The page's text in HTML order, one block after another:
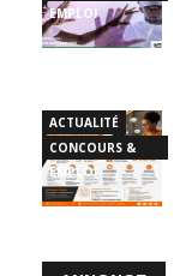
EMPLOI
ACTUALITÉ
CONCOURS &
EMPLOI